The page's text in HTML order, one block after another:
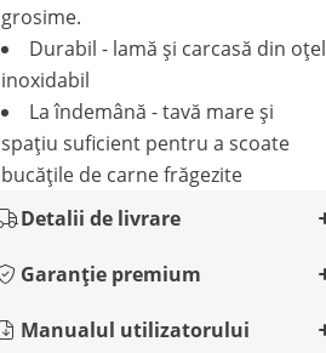
grosime.
Durabil - lamă și carcasă din oțel
inoxidabil
La îndemână - tavă mare și
spațiu suficient pentru a scoate
bucățile de carne frăgezite
Detalii de livrare
Garanție premium
Manualul utilizatorului